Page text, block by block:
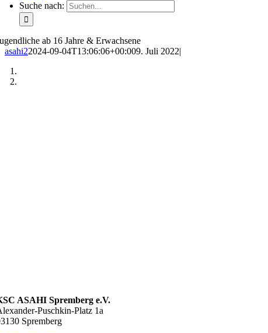
Suche nach:
ab 16 Jahre & Erwachsene
asahi22024-09-04T13:06:06+00:009. Juli 2022|
ASAHI Spremberg e.V.
Puschkin-Platz 1a
Spremberg